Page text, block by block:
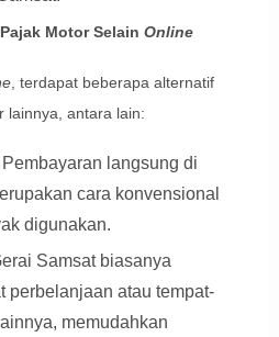
Motor Selain Online
, terdapat beberapa alternatif
lainnya, antara lain:
Pembayaran langsung di
cara konvensional
digunakan.
Samsat biasanya
perbelanjaan atau tempat-
memudahkan